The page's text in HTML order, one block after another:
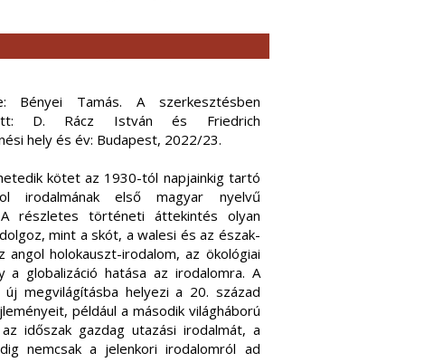
Bényei Tamás. A szerkesztésben
D. Rácz István és Friedrich
hely és év: Budapest, 2022/23.
kötet az 1930-tól napjainkig tartó
irodalmának első magyar nyelvű
A részletes történeti áttekintés olyan
mint a skót, a walesi és az észak-
angol holokauszt-irodalom, az ökológiai
a globalizáció hatása az irodalomra. A
megvilágításba helyezi a 20. század
például a második világháború
időszak gazdag utazási irodalmát, a
nemcsak a jelenkori irodalomról ad